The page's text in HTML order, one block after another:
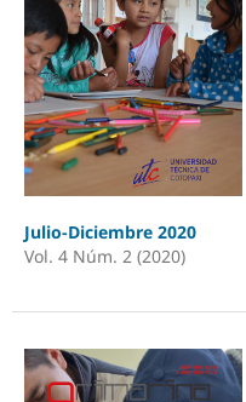
Julio-Diciembre 2020
Vol. 4 Núm. 2 (2020)